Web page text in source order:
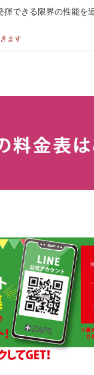
できる限界の性能を
ます